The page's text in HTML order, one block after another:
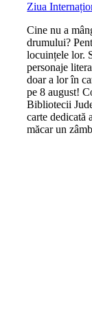
Ziua
Cine nu a
drumului?
locuințele lor.
personaje
doar a lor în
pe 8 august!
Bibliotecii
carte dedicată
măcar un